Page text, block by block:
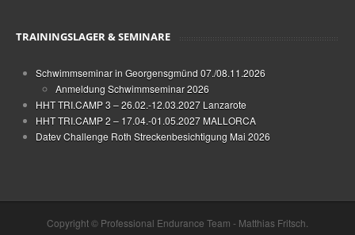
TRAININGSLAGER & SEMINARE
Schwimmseminar in Georgensgmünd 07./08.11.2026
Anmeldung Schwimmseminar 2026
HHT TRI.CAMP 3 – 26.02.-12.03.2027 Lanzarote
HHT TRI.CAMP 2 – 17.04.-01.05.2027 MALLORCA
Datev Challenge Roth Streckenbesichtigung Mai 2026
Copyright © Professional Endurance Team - Matthias Fritsch.